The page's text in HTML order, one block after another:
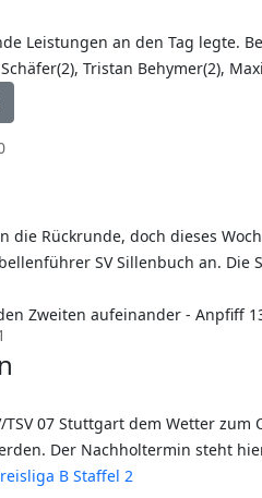
Leistungen an den Tag legte.
Tristan Behymer(2),
Rückrunde, doch dieses
SV Sillenbuch an.
Zweiten aufeinander - Anpfiff
07 Stuttgart dem Wetter
Der Nachholtermin steht
B Staffel 2